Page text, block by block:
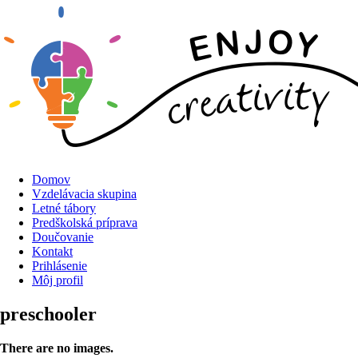
Domov
Vzdelávacia skupina
Letné tábory
Predškolská príprava
Doučovanie
Kontakt
Prihlásenie
Môj profil
preschooler
There are no images.